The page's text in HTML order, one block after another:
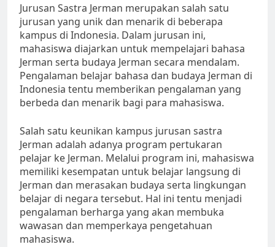
Jurusan Sastra Jerman merupakan salah satu
jurusan yang unik dan menarik di beberapa
kampus di Indonesia. Dalam jurusan ini,
mahasiswa diajarkan untuk mempelajari bahasa
Jerman serta budaya Jerman secara mendalam.
Pengalaman belajar bahasa dan budaya Jerman di
Indonesia tentu memberikan pengalaman yang
berbeda dan menarik bagi para mahasiswa.
Salah satu keunikan kampus jurusan sastra
Jerman adalah adanya program pertukaran
pelajar ke Jerman. Melalui program ini, mahasiswa
memiliki kesempatan untuk belajar langsung di
Jerman dan merasakan budaya serta lingkungan
belajar di negara tersebut. Hal ini tentu menjadi
pengalaman berharga yang akan membuka
wawasan dan memperkaya pengetahuan
mahasiswa.